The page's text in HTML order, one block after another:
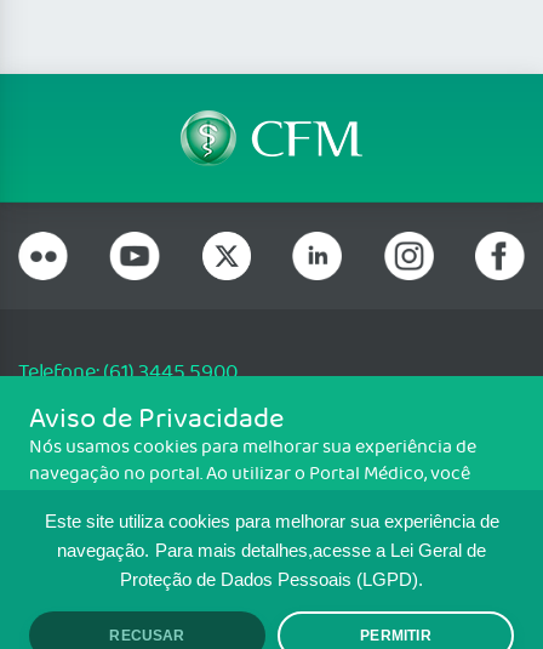
Este site utiliza cookies para melhorar sua experiência de
navegação. Para mais detalhes,acesse a Lei Geral de
Proteção de Dados Pessoais (LGPD).
RECUSAR PERMITIR
Telefone: (61) 3445 5900
Email: cfm@portalmedico.org.br
SGAS 616, Conjunto D, Lote 115, L2 Sul, Brasília/DF - CEP: 70200-760 -
CNPJ: 33.583.550/0001-30
MAPA DO SITE
TRANSPARÊNCIA E PRESTAÇÃO DE
Aviso de Privacidade
Nós usamos cookies para melhorar sua experiência de
navegação no portal. Ao utilizar o Portal Médico, você
Para ter mais informações sobre como isso é feito, acesse
Política de cookies. Se você concorda, clique em ACEITO.